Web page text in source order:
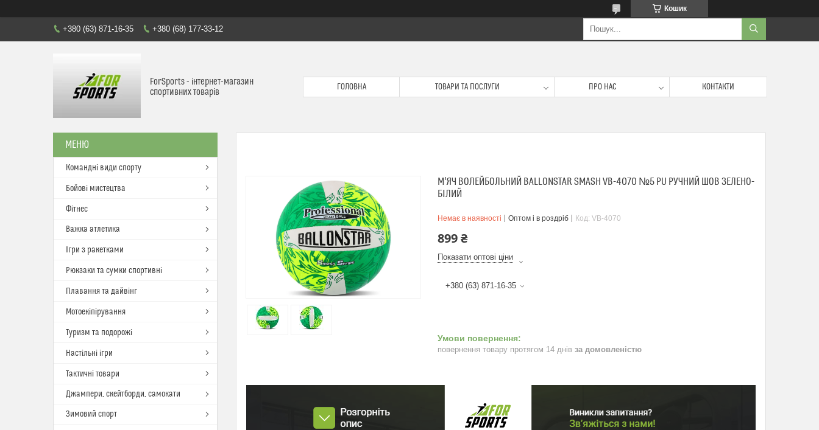
Кошик
+380 (63) 871-16-35 +380 (68) 177-33-12
ForSports - інтернет-магазин
спортивних товарів
ГОЛОВНА ТОВАРИ ТА ПОСЛУГИ ПРО НАС КОНТАКТИ
М'ЯЧ ВОЛЕЙБОЛЬНИЙ BALLONSTAR SMASH VB-4070 №5 PU РУЧНИЙ ШОВ ЗЕЛЕНО-
БІЛИЙ
Немає в наявності Оптом і в роздріб Код: VB-4070
899 ₴
Показати оптові ціни
+380 (63) 871-16-35
повернення товару протягом 14 днів за домовленістю
Командні види спорту
Бойові мистецтва
Фітнес
Важка атлетика
Ігри з ракетками
Рюкзаки та сумки спортивні
Плавання та дайвінг
Мотоекіпірування
Туризм та подорожі
Настільні ігри
Тактичні товари
Джампери, скейтборди, самокати
Зимовий спорт